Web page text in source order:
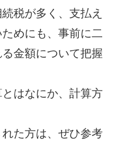
税が多く、支払え
めにも、事前に二
金額について把握
はなにか、計算方
た方は、ぜひ参考